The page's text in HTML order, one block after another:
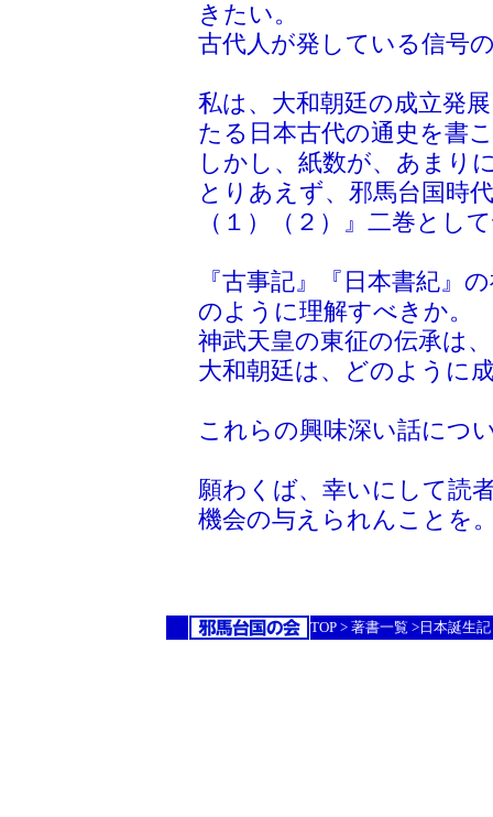
きたい。
古代人が発している信号
私は、大和朝廷の成立発
たる日本古代の通史を書
しかし、紙数が、あまり
とりあえず、邪馬台国時
（１）（２）』二巻とし
『古事記』『日本書紀』
のように理解すべきか。
神武天皇の東征の伝承は
大和朝廷は、どのように
これらの興味深い話につ
願わくば、幸いにして読
機会の与えられんことを
TOP > 著書一覧 >日本誕生記